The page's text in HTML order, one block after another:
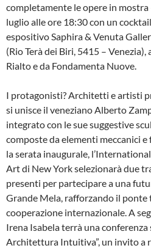
completamente le opere in
luglio alle ore 18:30 con un
espositivo Saphira & Venuta
(Rio Terà dei Biri, 5415 –
Rialto e da Fondamenta Nuove.
I protagonisti? Architetti e artisti
si unisce il veneziano Alberto
integrato con le sue suggestive
composte da elementi meccanici
la serata inaugurale,
Art di New York selezionarà due
presenti per partecipare a una
Grande Mela, rafforzando il
cooperazione internazionale. A
Irena Isabela terrà una conferenza
Architettura Intuitiva”, un invito